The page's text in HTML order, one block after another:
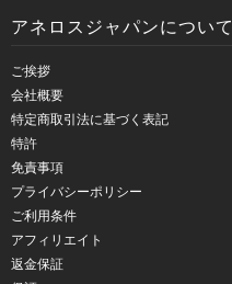
アネロスジャパンについて
ご挨拶
会社概要
特定商取引法に基づく表記
特許
免責事項
プライバシーポリシー
ご利用条件
アフィリエイト
返金保証